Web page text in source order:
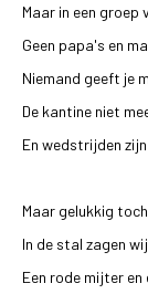
Maar in een groep
Geen papa's en
Niemand geeft je
De kantine niet
En wedstrijden
Maar gelukkig
In de stal zagen
Een rode mijter